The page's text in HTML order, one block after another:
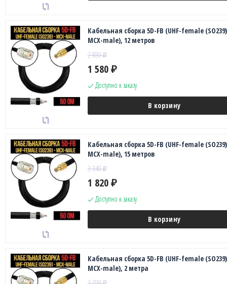
Кабельная сборка 5D-FB (UHF-female
MCX-male), 12 метров
2 880₽
1 580 ₽
Доступно к заказу
В корзину
Кабельная сборка 5D-FB (UHF-female
MCX-male), 15 метров
3 340₽
1 820 ₽
Доступно к заказу
В корзину
Кабельная сборка 5D-FB (UHF-female
MCX-male), 2 метра
₽